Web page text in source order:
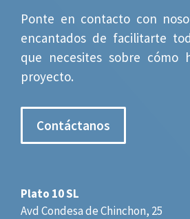
Ponte en contacto con
encantados de facilitarte
que necesites sobre cómo
proyecto.
Contáctanos
Plato 10 SL
Avd Condesa de Chinchon, 25